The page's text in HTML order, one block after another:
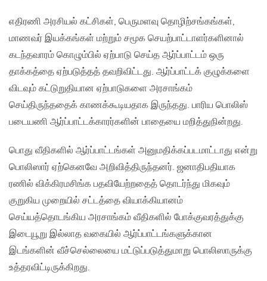
எதிரணி அரசியல் கட்சிகள், பெருமளவு தொழிற்சங்கங்கள்,
மாணவர் இயக்கங்கள் மற்றும் சமூக செயற்பாட்டாளர்களினால்
கடந்தவாரம் கொழும்பில் ஏற்பாடு செய்த ஆர்ப்பாட்டம் ஒரு
தாக்கத்தை ஏற்படுத்தத் தவறிவிட்டது. ஆர்ப்பாட்டக் குழுக்களை
விடவும் கட்டுறுதியான ஏற்பாடுகளை அரசாங்கம்
செய்திருந்ததைக் காணக்கூடியதாக இருந்தது. பாரிய பொலிஸ்
படையணி ஆர்ப்பாட்டக்காரர்களின் பாதையை மறித்துநின்றது.
பொது வீதிகளில் ஆர்ப்பாட்டங்கள் அனுமதிக்கப்படமாட்டாது என்று
பொலிஸார் ஏற்கெனவே அறிவித்திருந்தனர். ஜனாதிபதியாக
ரணில் விக்கிரமசிங்க பதவியேற்றதைத் தொடர்ந்து மிகவும்
குறுகிய முறையில் சட்டத்தை வியாக்கியானம்
செய்யத்தொடங்கிய அரசாங்கம் வீதிகளில் போக்குவரத்துக்கு
இடையூறு இல்லாத வகையில் ஆர்ப்பாட்டங்களுக்கான
இடங்களின் வீச்செல்லையை மட்டுப்படுத்துமாறு பொலிஸாருக்கு
உத்தரவிட்டிருக்கிறது.